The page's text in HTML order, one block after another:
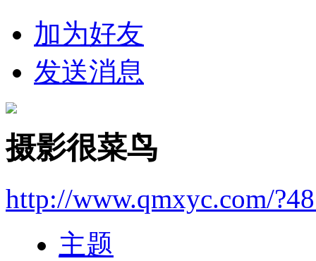
加为好友
发送消息
摄影很菜鸟
http://www.qmxyc.com/
主题